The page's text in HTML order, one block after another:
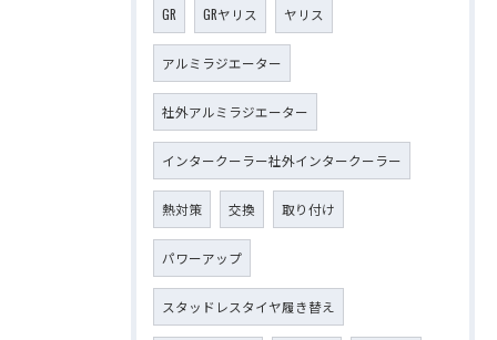
GR GRヤリス ヤリス
アルミラジエーター
社外アルミラジエーター
インタークーラー社外インタークーラー
熱対策 交換 取り付け
パワーアップ
スタッドレスタイヤ履き替え